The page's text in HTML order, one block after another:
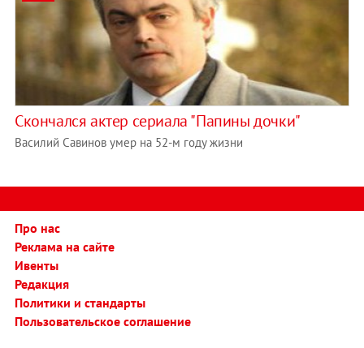
Скончался актер сериала "Папины дочки"
Василий Савинов умер на 52-м году жизни
Про нас
Реклама на сайте
Ивенты
Редакция
Политики и стандарты
Пользовательское соглашение